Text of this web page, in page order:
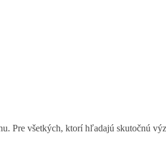
Pre všetkých, ktorí hľadajú skutočnú